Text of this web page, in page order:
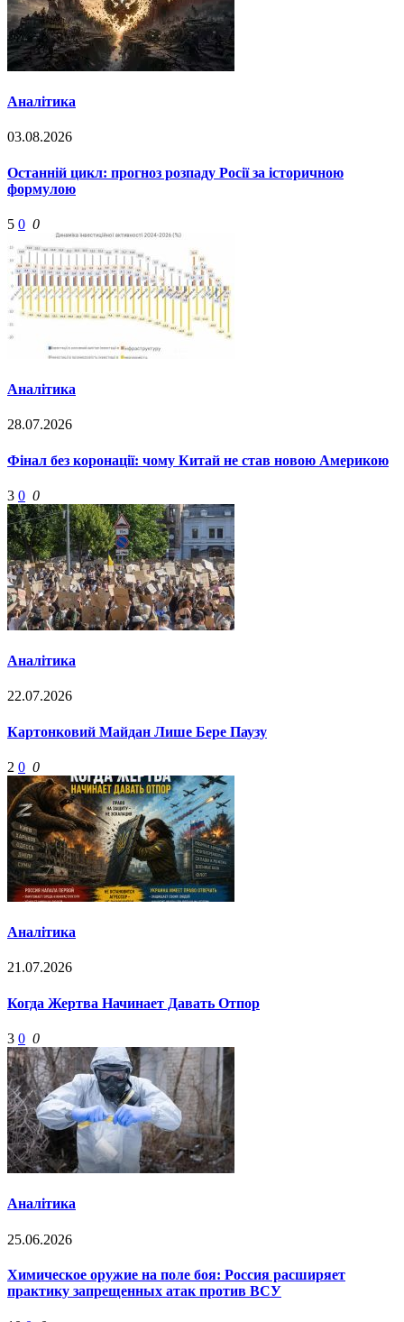
Аналітика
03.08.2026
Останній цикл: прогноз розпаду Росії за історичною
формулою
5 0 0
Аналітика
28.07.2026
Фінал без коронації: чому Китай не став новою Америкою
3 0 0
Аналітика
22.07.2026
Картонковий Майдан Лише Бере Паузу
2 0 0
Аналітика
21.07.2026
Когда Жертва Начинает Давать Отпор
3 0 0
Аналітика
25.06.2026
Химическое оружие на поле боя: Россия расширяет
практику запрещенных атак против ВСУ